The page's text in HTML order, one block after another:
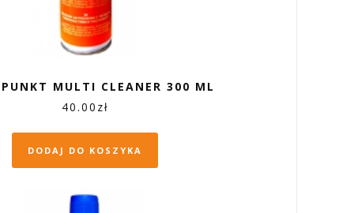
MULTI CLEANER 300 ML
40.00 zł
DODAJ DO KOSZYKA